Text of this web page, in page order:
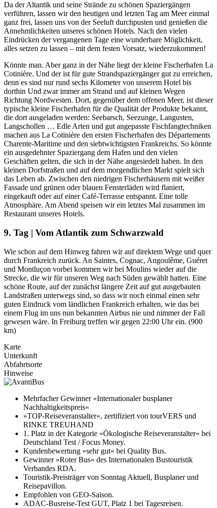
Da der Altantik und seine Strände zu schönen Spaziergängen
verführen, lassen wir den heutigen und letzten Tag am Meer einmal
ganz frei, lassen uns von der Seeluft durchpusten und genießen die
Annehmlichkeiten unseres schönen Hotels. Nach den vielen
Eindrücken der vergangenen Tage eine wunderbare Möglichkeit,
alles setzen zu lassen – mit dem festen Vorsatz, wiederzukommen!
Könnte man. Aber ganz in der Nähe liegt der kleine Fischerhafen La
Cotinière. Und der ist für gute Strandspaziergänger gut zu erreichen,
denn es sind nur rund sechs Kilometer von unserem Hotel bis
dorthin Und zwar immer am Strand und auf kleinen Wegen
Richtung Nordwesten. Dort, gegenüber dem offenen Meer, ist dieser
typische kleine Fischerhafen für die Qualität der Produkte bekannt,
die dort ausgeladen werden: Seebarsch, Seezunge, Langusten,
Langschollen … Edle Arten und gut angepasste Fischfangtechniken
machen aus La Cotinière den ersten Fischerhafen des Départements
Charente-Maritime und den siebtwichtigsten Frankreichs. So könnte
ein ausgedehnter Spaziergang dem Hafen und den vielen
Geschäften gelten, die sich in der Nähe angesiedelt haben. In den
kleinen Dorfstraßen und auf dem morgendlichen Markt spielt sich
das Leben ab. Zwischen den niedrigen Fischerhäusern mit weißer
Fassade und grünen oder blauen Fensterläden wird flaniert,
eingekauft oder auf einer Café-Terrasse entspannt. Eine tolle
Atmosphäre. Am Abend speisen wir ein letztes Mal zusammen im
Restaurant unseres Hotels.
9. Tag | Vom Atlantik zum Schwarzwald
Wie schon auf dem Hinweg fahren wir auf direktem Wege und quer
durch Frankreich zurück. An Saintes, Cognac, Angoulême, Guéret
und Montluçon vorbei kommen wir bei Moulins wieder auf die
Strecke, die wir für unseren Weg nach Süden gewählt hatten. Eine
schöne Route, auf der zunächst längere Zeit auf gut ausgebauten
Landstraßen unterwegs sind, so dass wir noch einmal einen sehr
guten Eindruck vom ländlichen Frankreich erhalten, wie das bei
einem Flug im uns nun bekannten Airbus nie und nimmer der Fall
gewesen wäre. In Freiburg treffen wir gegen 22:00 Uhr ein. (900
km)
Karte
Unterkunft
Abfahrtsorte
Hinweise
Mehrfacher Gewinner »Internationaler busplaner
Nachhaltigkeitspreis«
»TOP-Reiseveranstalter«, zertifiziert von tourVERS und
RINKE TREUHAND
1. Platz in der Kategorie »Ökologische Reiseveranstalter« bei
Deutschland Test / Focus Money.
Kundenbewertung »sehr gut« bei Quality Bus.
Gewinner »Roter Bus« des Internationalen Bustouristik
Verbandes RDA.
Touristik-Preisträger von Sonntag Aktuell, Busplaner und
Reisepavillon.
Empfohlen von GEO-Saison.
ADAC-Busreise-Test GUT, Platz 1 bei Tagesreisen.